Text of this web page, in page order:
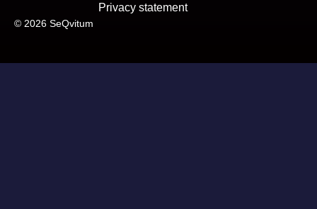
© 2026 SeQvitum
Privacy statement